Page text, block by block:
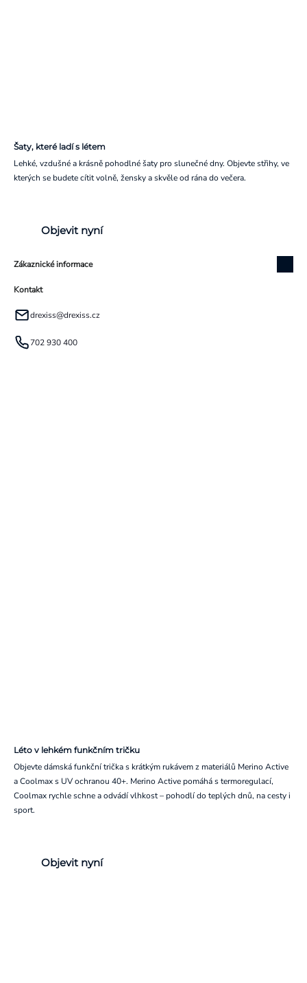
Šaty, které ladí s létem
Lehké, vzdušné a krásně pohodlné šaty pro slunečné dny. Objevte střihy, ve
kterých se budete cítit volně, žensky a skvěle od rána do večera.
Objevit nyní
Zákaznické informace
Kontakt
drexiss@drexiss.cz
702 930 400
Léto v lehkém funkčním tričku
Objevte dámská funkční trička s krátkým rukávem z materiálů Merino Active
a Coolmax s UV ochranou 40+. Merino Active pomáhá s termoregulací,
Coolmax rychle schne a odvádí vlhkost – pohodlí do teplých dnů, na cesty i
sport.
Objevit nyní